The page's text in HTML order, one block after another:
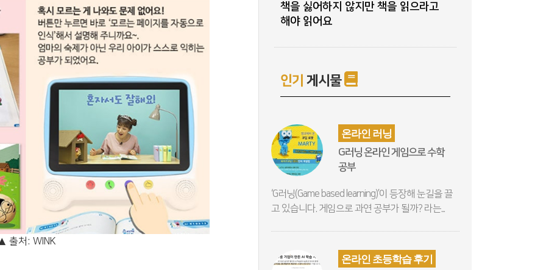
출처: WINK
책을 싫어하지 않지만 책을 읽으라고
해야 읽어요
인기 게시물
온라인 러닝
G러닝 온라인 게임으로 수학
공부
‘G러닝(Game based learning)’이 등장해 눈길을 끌
고 있습니다. 게임으로 과연 공부가 될까? 라는...
온라인 초등학습 후기